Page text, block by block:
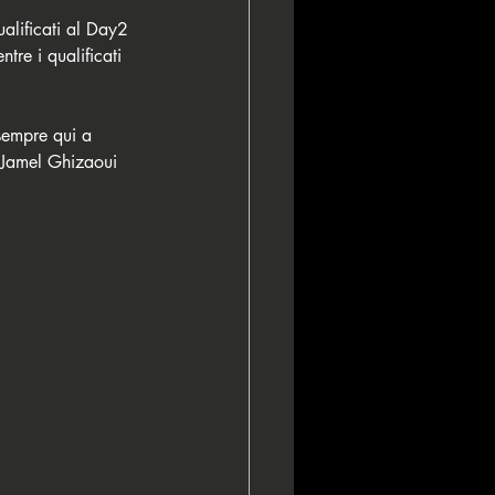
al Day2
i qualificati
qui a
Ghizaoui